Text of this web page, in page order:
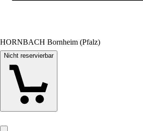
HORNBACH Bornheim (Pfalz)
Nicht reservierbar